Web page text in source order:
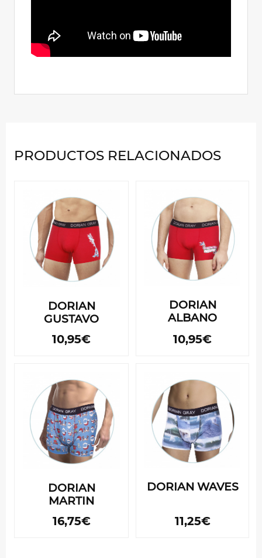
PRODUCTOS RELACIONADOS
DORIAN
GUSTAVO
10,95€
DORIAN
ALBANO
10,95€
DORIAN
MARTIN
16,75€
DORIAN WAVES
11,25€